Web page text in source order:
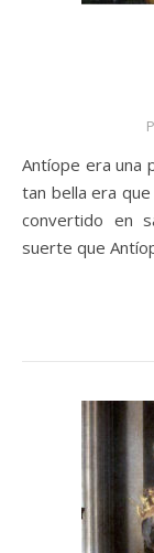
Antíope era una princesa tebana, hija del regente Nicteo. Y
tan bella era
convertido en
suerte que